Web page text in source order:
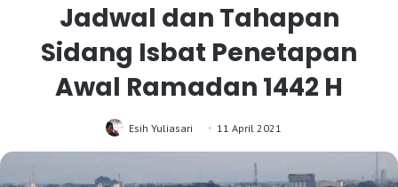
Jadwal dan Tahapan
Sidang Isbat Penetapan
Awal Ramadan 1442 H
Esih Yuliasari 11 April 2021